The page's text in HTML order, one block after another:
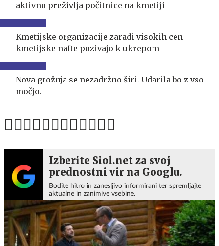
aktivno preživlja počitnice na kmetiji
Kmetijske organizacije zaradi visokih cen
kmetijske nafte pozivajo k ukrepom
Nova grožnja se nezadržno širi. Udarila bo z vso
močjo.
Izberite Siol.net za svoj
prednostni vir na Googlu.
Bodite hitro in zanesljivo informirani ter spremljajte
aktualne in zanimive vsebine.